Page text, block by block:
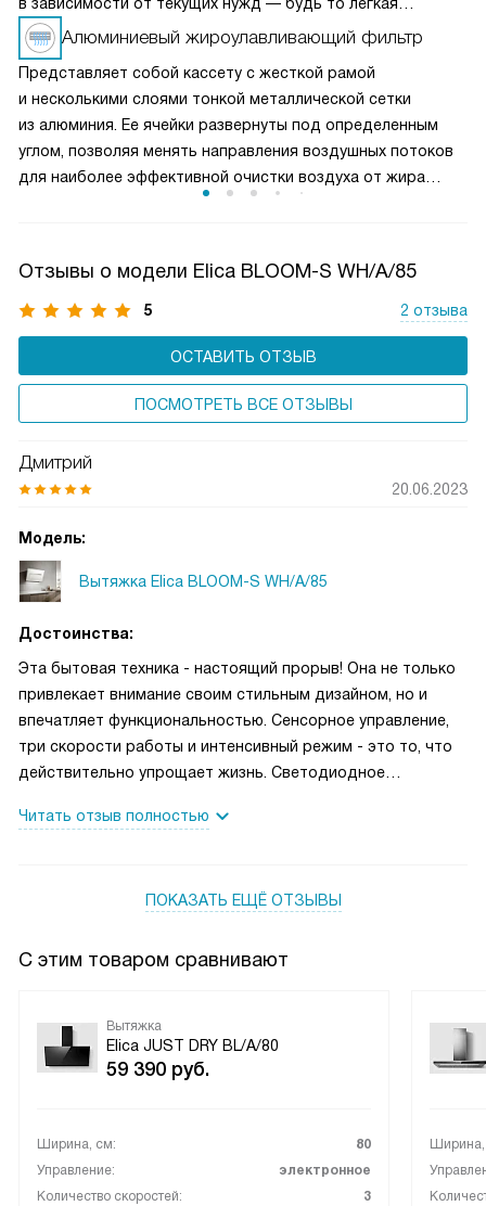
вентиляция при медленном приготовлении или мощное
удаление пара и запахов при интенсивной жарке. Это
делает вытяжку универсальным решением для любых
кулинарных задач и сохраняет воздух на кухне свежим
и чистым.
Алюминиевый жироулавливающий фильтр
Представляет собой кассету с жесткой рамой
и несколькими слоями тонкой металлической сетки
из алюминия. Ее ячейки развернуты под определенным
углом, позволяя менять направления воздушных потоков
для наиболее эффективной очистки воздуха от жира
Отзывы о модели Elica BLOOM-S WH/A/85
5 2 отзыва
ОСТАВИТЬ ОТЗЫВ
ПОСМОТРЕТЬ ВСЕ ОТЗЫВЫ
Дмитрий
20.06.2023
Модель:
Вытяжка Elica BLOOM-S WH/A/85
Достоинства:
Эта бытовая техника - настоящий прорыв! Она не только
привлекает внимание своим стильным дизайном, но и
впечатляет функциональностью. Сенсорное управление,
три скорости работы и интенсивный режим - это то, что
действительно упрощает жизнь. Светодиодное
насыщения фильтра - мелочи, которые делают
Читать отзыв полностью
ПОКАЗАТЬ ЕЩЁ ОТЗЫВЫ
С этим товаром сравнивают
Вытяжка
Elica JUST DRY BL/A/80
59 390 руб.
Ширина, см:
80
Управление:
электронное
Количество скоростей:
3